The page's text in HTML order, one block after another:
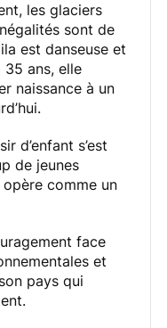
les glaciers
sont de
est danseuse et
35 ans, elle
naissance à un
d’enfant s’est
de jeunes
opère comme un
face
et
pays qui